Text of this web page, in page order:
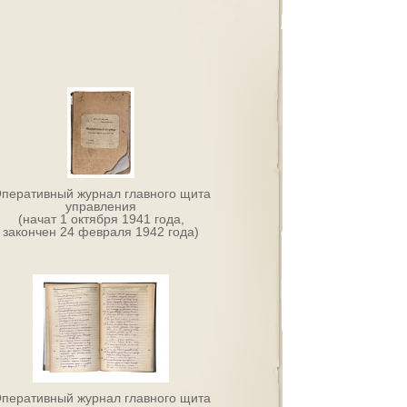
журнал главного щита
управления
(начат 1 октября 1941 года,
закончен 24 февраля 1942 года)
журнал главного щита